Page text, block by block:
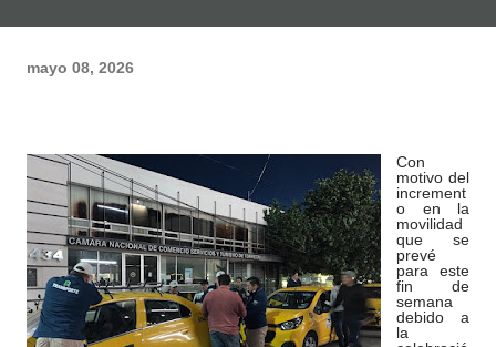
mayo 08, 2026
Con
motivo del
increment
o en la
movilidad
que se
prevé
para este
fin de
semana
debido a
la